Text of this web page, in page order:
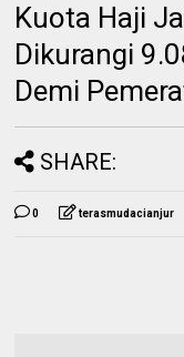
Kuota Haji
Dikurangi
Demi
SHARE:
0 terasmudacianjur